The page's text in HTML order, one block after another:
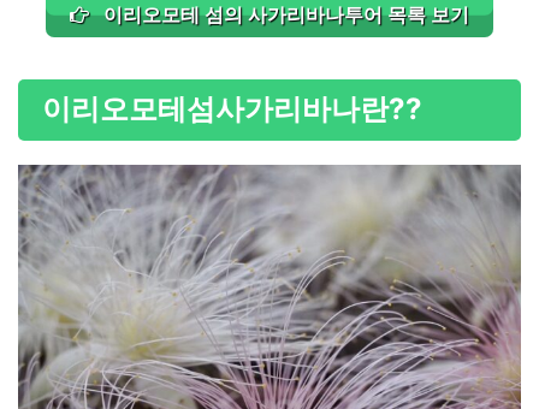
이리오모테 섬의 사가리바나투어 목록 보기
이리오모테섬 사가리바나란??